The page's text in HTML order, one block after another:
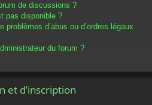
de discussions ?
pas disponible ?
d’abus ou d’ordres légaux
du forum ?
et d’inscription